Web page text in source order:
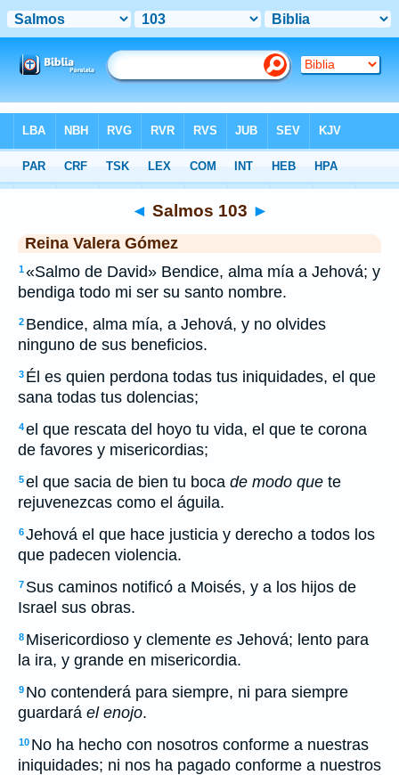
>RVG> Salmos 103
◄ Salmos 103 ►
Reina Valera Gómez
1«Salmo de David» Bendice, alma mía a Jehová; y
bendiga todo mi ser su santo nombre.
2 Bendice, alma mía, a Jehová, y no olvides
ninguno de sus beneficios.
3 Él es quien perdona todas tus iniquidades, el que
sana todas tus dolencias;
4el que rescata del hoyo tu vida, el que te corona
de favores y misericordias;
5el que sacia de bien tu boca de modo que te
rejuvenezcas como el águila.
6Jehová el que hace justicia y derecho a todos los
que padecen violencia.
7 Sus caminos notificó a Moisés, y a los hijos de
Israel sus obras.
8 Misericordioso y clemente es Jehová; lento para
la ira, y grande en misericordia.
9 No contenderá para siempre, ni para siempre
guardará el enojo.
10 No ha hecho con nosotros conforme a nuestras
iniquidades; ni nos ha pagado conforme a nuestros